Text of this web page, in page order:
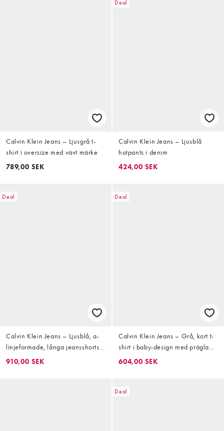
Calvin Klein Jeans – Ljusgrå t-
shirt i oversize med vävt märke
789,00 SEK
Deal
Calvin Klein Jeans – Ljusblå
hotpants i denim
424,00 SEK
Deal
Calvin Klein Jeans – Ljusblå, a-
linjeformade, långa jeansshorts
med hög midja
910,00 SEK
Deal
Calvin Klein Jeans – Grå, kort t-
shirt i baby-design med präglad
logga
604,00 SEK
Deal